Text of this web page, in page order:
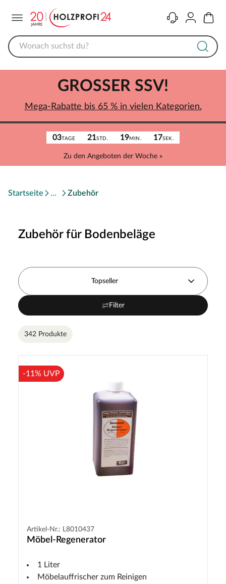
KontaktKonto
03TAGE 21STD. 19MIN. 17SEK.
Zu den Angeboten der Woche »
GROSSER SSV!
Mega-Rabatte bis 65 % in vielen Kategorien.
Startseite Zubehör
Zubehör für Bodenbeläge
Topseller
Filter
342 Produkte
-11% UVP
Artikel-Nr.: L8010437
Möbel-Regenerator
1 Liter
Möbelauffrischer zum Reinigen